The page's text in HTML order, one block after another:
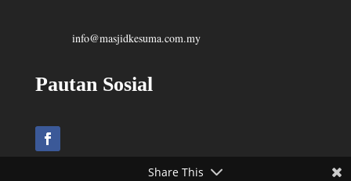
info@masjidkesuma.com.my
Pautan Sosial
Share This